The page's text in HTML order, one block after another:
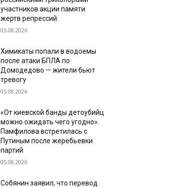
участников акции памяти
жертв репрессий
05.08.2026
Химикаты попали в водоемы
после атаки БПЛА по
Домодедово — жители бьют
тревогу
05.08.2026
«От киевской банды детоубийц
можно ожидать чего угодно».
Памфилова встретилась с
Путиным после жеребьевки
партий
05.08.2026
Собянин заявил, что перевод